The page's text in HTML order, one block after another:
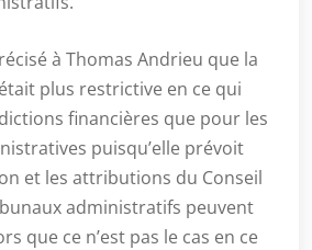
à Thomas Andrieu que la
plus restrictive en ce qui
financières que pour les
puisqu’elle prévoit
et les attributions du Conseil
administratifs peuvent
que ce n’est pas le cas en ce